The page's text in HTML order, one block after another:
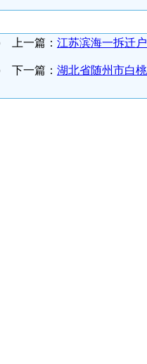
上一篇： 江苏滨海一拆迁
下一篇： 湖北省随州市白